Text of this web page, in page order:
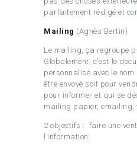
parfaitement rédigé et
Mailing (Agnès Bertin)
Le mailing, ça regroupe
Globalement, c’est le
personnalisé avec le
être envoyé soit pour
pour informer et qui se
mailing papier, emailing,
2 objectifs : faire une
l’information.